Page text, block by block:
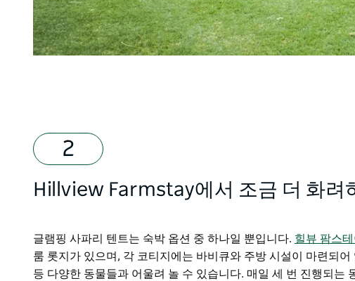
Hillview Farmstay에서 조금 더 화려
글램핑 사파리 텐트는 숙박 옵션 중 하나일 뿐입니다. 힐뷰 팜스테
룸 롯지가 있으며, 각 코티지에는 바비큐와 주방 시설이 마련되
등 다양한 동물들과 어울려 놀 수 있습니다. 매일 세 번 진행되는